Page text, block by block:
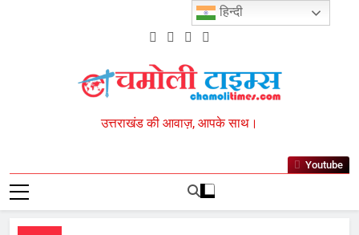
Chamoli Times
उत्तराखंड की आवाज़, आपके साथ।
Youtube
हिन्दी